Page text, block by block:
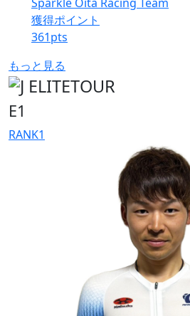
獲得ポイント
361pts
もっと見る
E1
RANK1